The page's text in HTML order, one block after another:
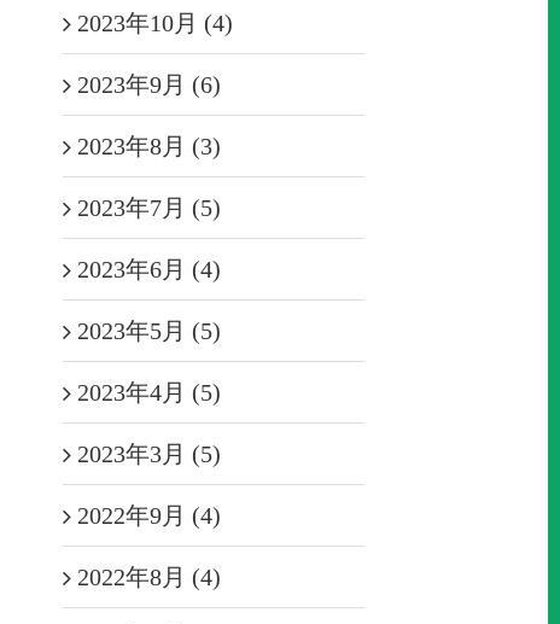
2023年10月 (4)
2023年9月 (6)
2023年8月 (3)
2023年7月 (5)
2023年6月 (4)
2023年5月 (5)
2023年4月 (5)
2023年3月 (5)
2022年9月 (4)
2022年8月 (4)